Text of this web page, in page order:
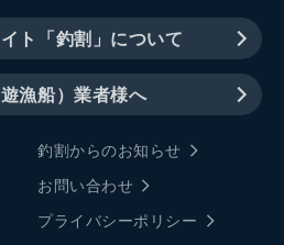
ト「釣割」について
漁船）業者様へ
釣割からのお知らせ
お問い合わせ
プライバシーポリシー